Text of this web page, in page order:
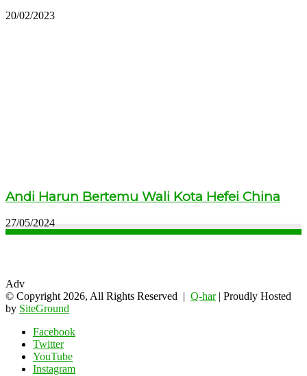
20/02/2023
Andi Harun Bertemu Wali Kota Hefei China
27/05/2024
Adv
© Copyright 2026, All Rights Reserved | Q-har| Proudly Hosted
by SiteGround
Facebook
Twitter
YouTube
Instagram